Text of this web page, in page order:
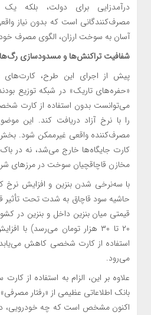
درآمدزایی برای دولت، بلکه یک
مصرف‌کنندگانی است که بدون نیاز
آسان به سوخت ارزان، الگوی مصرف
شفافیت تراکنش‌ها و مسدودسازی
پیش از اجرای این طرح، کارت‌های
«حفره‌های تاریک» در شبکه توزیع
می‌توانست بدون استفاده از کارت
را با نرخ آزاد دریافت کند. این
مصرف‌کننده واقعی غیرممکن شود.
کارت جایگاه‌ها خارج می‌شد، نه در
مخازن قاچاقچیان سوخت در مرزهای
حاشیه سود قاچاق به شدت تحت تأثیر
قیمتی میان بنزین داخل و بنزین در
۲۰ تا ۳۰ هزار تومان می‌رسد) با
استفاده از کارت شخصی کاهش
می‌رود.
علاوه بر این، الزام به استفاده از
بانک اطلاعاتی عظیمی از «رفتار
اکنون مشخص است که چه خودرویی،